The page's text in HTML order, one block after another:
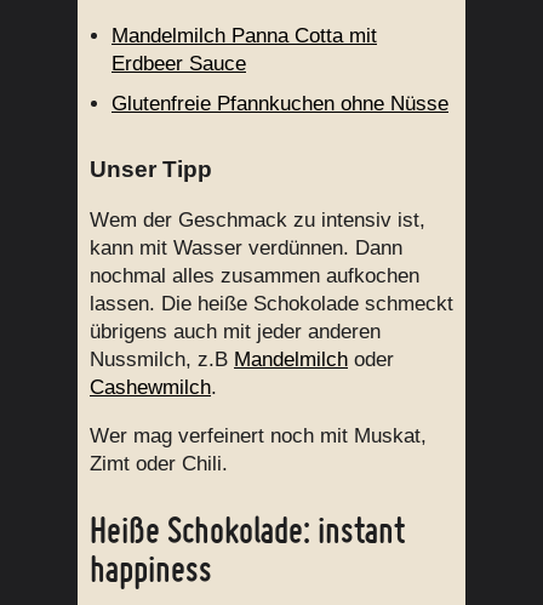
Mandelmilch Panna Cotta mit
Erdbeer Sauce
Glutenfreie Pfannkuchen ohne Nüsse
Unser Tipp
Wem der Geschmack zu intensiv ist,
kann mit Wasser verdünnen. Dann
nochmal alles zusammen aufkochen
lassen. Die heiße Schokolade schmeckt
übrigens auch mit jeder anderen
Nussmilch, z.B Mandelmilch oder
Cashewmilch.
Wer mag verfeinert noch mit Muskat,
Zimt oder Chili.
Heiße Schokolade: instant
happiness